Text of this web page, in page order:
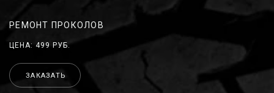
РЕМОНТ ПРОКОЛОВ
ЦЕНА: 499 РУБ.
ЗАКАЗАТЬ